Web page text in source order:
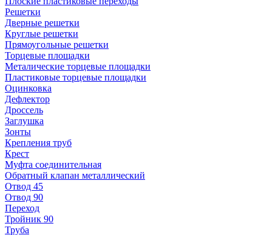
Решетки
Дверные решетки
Круглые решетки
Прямоугольные решетки
Торцевые площадки
Металические торцевые площадки
Пластиковые торцевые площадки
Оцинковка
Дефлектор
Дроссель
Заглушка
Зонты
Крепления труб
Крест
Муфта соединительная
Обратный клапан металлический
Отвод 45
Отвод 90
Переход
Тройник 90
Труба